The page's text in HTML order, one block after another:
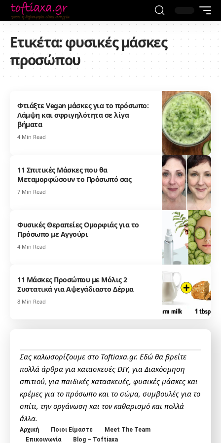
Ετικέτα:φυσικές μάσκες
προσώπου
Φτιάξτε Vegan μάσκες για το πρόσωπο:
Λάμψη και σφριγηλότητα σε λίγα
βήματα
4 Min Read
11 Σπιτικές Μάσκες που θα
Μεταμορφώσουν το Πρόσωπό σας
7 Min Read
Φυσικές Θεραπείες Ομορφιάς για το
Πρόσωπο με Αγγούρι
4 Min Read
11 Μάσκες Προσώπου με Μόλις 2
Συστατικά για Αψεγάδιαστο Δέρμα
8 Min Read
Σας καλωσορίζουμε στο Toftiaxa.gr. Εδώ θα βρείτε
πολλά άρθρα για κατασκευές DIY, για Διακόσμηση
σπιτιού, για παιδικές κατασκευές, φυσικές μάσκες και
κρέμες για το πρόσωπο και το σώμα, συμβουλές για το
σπίτι, την οργάνωση και τον καθαρισμό και πολλά
άλλα.
Αρχική Ποιοι Είμαστε
Meet The Team
Επικοινωνία
Blog – Toftiaxa